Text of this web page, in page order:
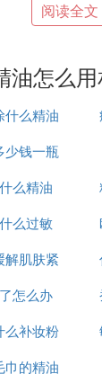
种是单方复
这种是配合
护肤品中，
大限度的
：将2～3滴
方，利用蒸
，遮挡住脸
热水的温
这个也是精
的水中，可
阅读全文
油怎么
什么精油
少钱一瓶
么精油
么过敏
解肌肤紧
怎么办
么补妆粉
巾的精油